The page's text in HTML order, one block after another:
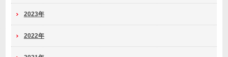
2023年
2022年